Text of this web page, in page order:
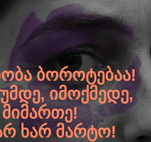
ᲑᲝᲠᲝᲢᲔᲑᲐᲐ!
ᲘᲛᲝᲥᲛᲔᲓᲔ,
ᲛᲘᲛᲐᲠᲗᲔ!
ᲮᲐᲠ ᲛᲐᲠᲢᲝ!